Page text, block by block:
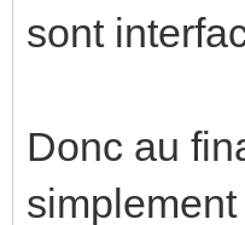
sont
Donc au